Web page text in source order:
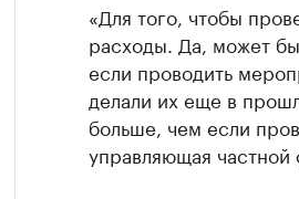
«Для того, чтобы
расходы. Да, может
если проводить
делали их еще в
больше, чем если
управляющая